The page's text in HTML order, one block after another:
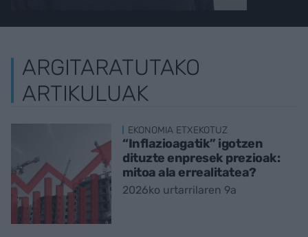
ARGITARATUTAKO
ARTIKULUAK
EKONOMIA ETXEKOTUZ
“Inflazioagatik” igotzen
dituzte enpresek prezioak:
mitoa ala errealitatea?
2026ko urtarrilaren 9a